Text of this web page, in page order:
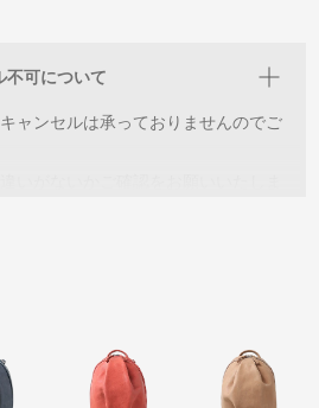
合は、ご返金の対応をさせていただ
不可について
ャンセルは承っておりませんのでご